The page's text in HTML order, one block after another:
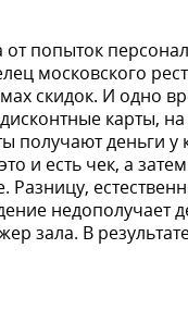
попыток
московско­го
скидок. И одно
карты,
получают деньги у
и есть чек, а
недополучает
зала. В